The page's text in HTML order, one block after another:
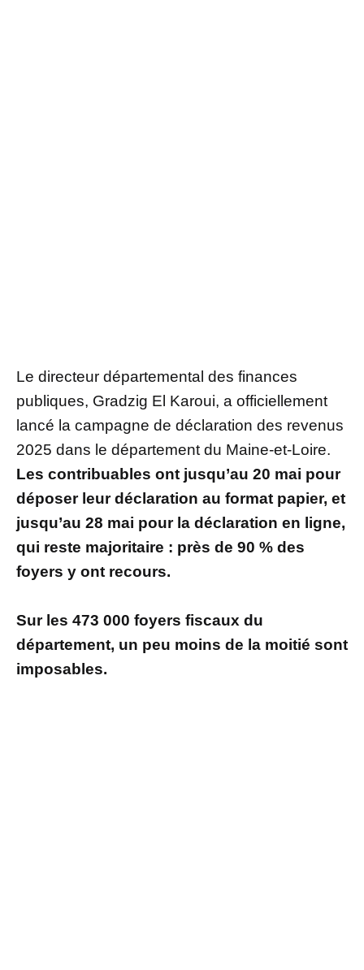
Le directeur départemental des finances
publiques, Gradzig El Karoui, a officiellement
lancé la campagne de déclaration des revenus
2025 dans le département du Maine-et-Loire.
Les contribuables ont jusqu’au 20 mai pour
déposer leur déclaration au format papier, et
jusqu’au 28 mai pour la déclaration en ligne,
qui reste majoritaire : près de 90 % des
foyers y ont recours.
Sur les 473 000 foyers fiscaux du
département, un peu moins de la moitié sont
imposables.